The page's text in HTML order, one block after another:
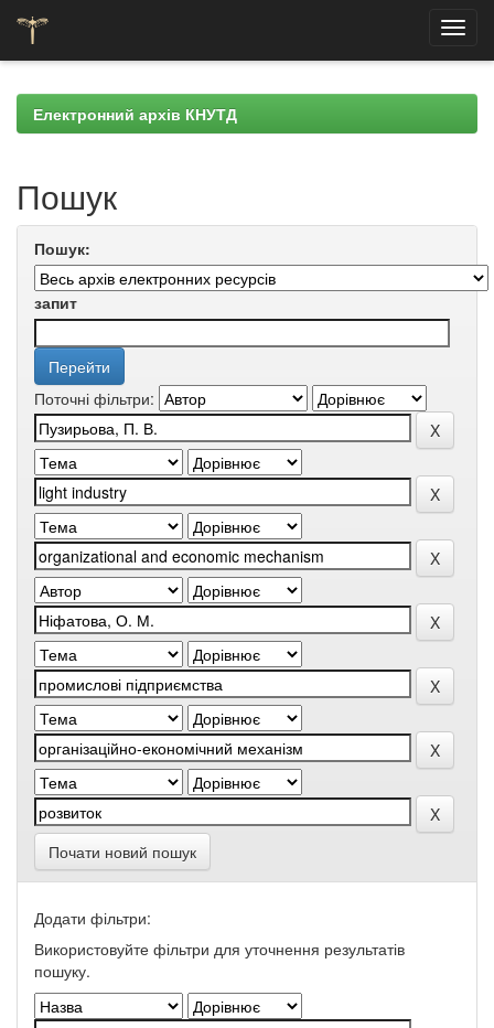
navigationЕлектронний архів КНУТД
Пошук
Пошук:
запит
Поточні фільтри:
Почати новий пошук
Додати фільтри:
Використовуйте фільтри для уточнення результатів
пошуку.